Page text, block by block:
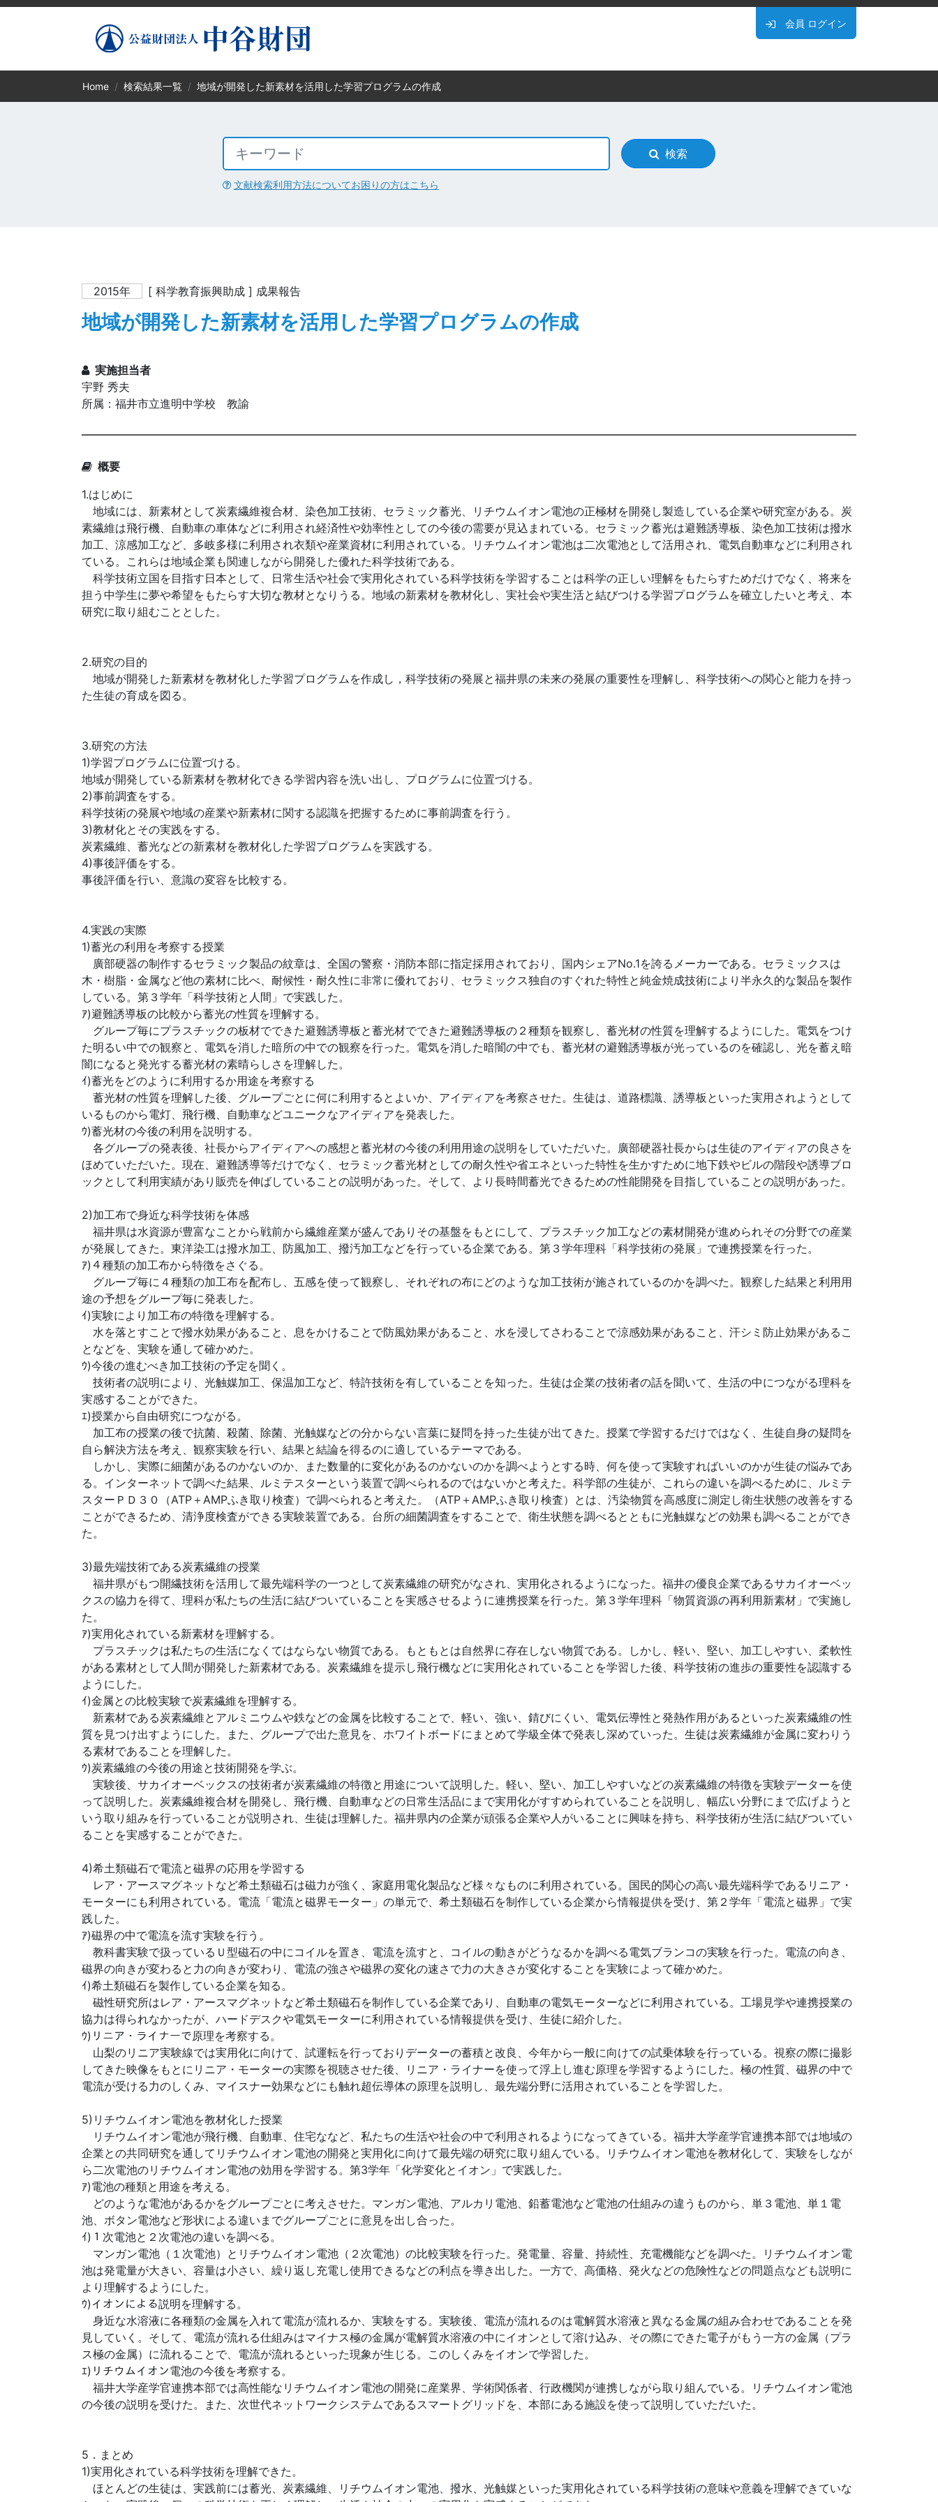
会員 ログイン
Home 検索結果一覧 地域が開発した新素材を活用した学習プログラムの作成
検索
文献検索利用方法についてお困りの方はこちら
2015年 [ 科学教育振興助成 ] 成果報告
地域が開発した新素材を活用した学習プログラムの作成
実施担当者
宇野 秀夫
所属：福井市立進明中学校 教諭
概要
1.はじめに
地域には、新素材として炭素繊維複合材、染色加工技術、セラミック蓄光、リチウムイオン電池の正極材を開発し製造している企業や研究室がある。炭
素繊維は飛行機、自動車の車体などに利用され経済性や効率性としての今後の需要が見込まれている。セラミック蓄光は避難誘導板、染色加工技術は撥水
加工、涼感加工など、多岐多様に利用され衣類や産業資材に利用されている。リチウムイオン電池は二次電池として活用され、電気自動車などに利用され
ている。これらは地域企業も関連しながら開発した優れた科学技術である。
科学技術立国を目指す日本として、日常生活や社会で実用化されている科学技術を学習することは科学の正しい理解をもたらすためだけでなく、将来を
担う中学生に夢や希望をもたらす大切な教材となりうる。地域の新素材を教材化し、実社会や実生活と結びつける学習プログラムを確立したいと考え、本
研究に取り組むこととした。
2.研究の目的
地域が開発した新素材を教材化した学習プログラムを作成し，科学技術の発展と福井県の未来の発展の重要性を理解し、科学技術への関心と能力を持っ
た生徒の育成を図る。
3.研究の方法
1)学習プログラムに位置づける。
地域が開発している新素材を教材化できる学習内容を洗い出し、プログラムに位置づける。
2)事前調査をする。
科学技術の発展や地域の産業や新素材に関する認識を把握するために事前調査を行う。
3)教材化とその実践をする。
炭素繊維、蓄光などの新素材を教材化した学習プログラムを実践する。
4)事後評価をする。
事後評価を行い、意識の変容を比較する。
4.実践の実際
1)蓄光の利用を考察する授業
廣部硬器の制作するセラミック製品の紋章は、全国の警察・消防本部に指定採用されており、国内シェアNo.1を誇るメーカーである。セラミックスは
木・樹脂・金属など他の素材に比べ、耐候性・耐久性に非常に優れており、セラミックス独自のすぐれた特性と純金焼成技術により半永久的な製品を製作
している。第３学年「科学技術と人間」で実践した。
ｱ)避難誘導板の比較から蓄光の性質を理解する。
グループ毎にプラスチックの板材でできた避難誘導板と蓄光材でできた避難誘導板の２種類を観察し、蓄光材の性質を理解するようにした。電気をつけ
た明るい中での観察と、電気を消した暗所の中での観察を行った。電気を消した暗闇の中でも、蓄光材の避難誘導板が光っているのを確認し、光を蓄え暗
闇になると発光する蓄光材の素晴らしさを理解した。
ｲ)蓄光をどのように利用するか用途を考察する
蓄光材の性質を理解した後、グループごとに何に利用するとよいか、アイディアを考察させた。生徒は、道路標識、誘導板といった実用されようとして
いるものから電灯、飛行機、自動車などユニークなアイディアを発表した。
ｳ)蓄光材の今後の利用を説明する。
各グループの発表後、社長からアイディアへの感想と蓄光材の今後の利用用途の説明をしていただいた。廣部硬器社長からは生徒のアイディアの良さを
ほめていただいた。現在、避難誘導等だけでなく、セラミック蓄光材としての耐久性や省エネといった特性を生かすために地下鉄やビルの階段や誘導ブロ
ックとして利用実績があり販売を伸ばしていることの説明があった。そして、より長時間蓄光できるための性能開発を目指していることの説明があった。
2)加工布で身近な科学技術を体感
福井県は水資源が豊富なことから戦前から繊維産業が盛んでありその基盤をもとにして、プラスチック加工などの素材開発が進められその分野での産業
が発展してきた。東洋染工は撥水加工、防風加工、撥汚加工などを行っている企業である。第３学年理科「科学技術の発展」で連携授業を行った。
ｱ)４種類の加工布から特徴をさぐる。
グループ毎に４種類の加工布を配布し、五感を使って観察し、それぞれの布にどのような加工技術が施されているのかを調べた。観察した結果と利用用
途の予想をグループ毎に発表した。
ｲ)実験により加工布の特徴を理解する。
水を落とすことで撥水効果があること、息をかけることで防風効果があること、水を浸してさわることで涼感効果があること、汗シミ防止効果があるこ
となどを、実験を通して確かめた。
ｳ)今後の進むべき加工技術の予定を聞く。
技術者の説明により、光触媒加工、保温加工など、特許技術を有していることを知った。生徒は企業の技術者の話を聞いて、生活の中につながる理科を
実感することができた。
ｴ)授業から自由研究につながる。
加工布の授業の後で抗菌、殺菌、除菌、光触媒などの分からない言葉に疑問を持った生徒が出てきた。授業で学習するだけではなく、生徒自身の疑問を
自ら解決方法を考え、観察実験を行い、結果と結論を得るのに適しているテーマである。
しかし、実際に細菌があるのかないのか、また数量的に変化があるのかないのかを調べようとする時、何を使って実験すればいいのかが生徒の悩みであ
る。インターネットで調べた結果、ルミテスターという装置で調べられるのではないかと考えた。科学部の生徒が、これらの違いを調べるために、ルミテ
スターＰＤ３０（ATP＋AMPふき取り検査）で調べられると考えた。（ATP＋AMPふき取り検査）とは、汚染物質を高感度に測定し衛生状態の改善をする
ことができるため、清浄度検査ができる実験装置である。台所の細菌調査をすることで、衛生状態を調べるとともに光触媒などの効果も調べることができ
た。
3)最先端技術である炭素繊維の授業
福井県がもつ開繊技術を活用して最先端科学の一つとして炭素繊維の研究がなされ、実用化されるようになった。福井の優良企業であるサカイオーベッ
クスの協力を得て、理科が私たちの生活に結びついていることを実感させるように連携授業を行った。第３学年理科「物質資源の再利用新素材」で実施し
た。
ｱ)実用化されている新素材を理解する。
プラスチックは私たちの生活になくてはならない物質である。もともとは自然界に存在しない物質である。しかし、軽い、堅い、加工しやすい、柔軟性
がある素材として人間が開発した新素材である。炭素繊維を提示し飛行機などに実用化されていることを学習した後、科学技術の進歩の重要性を認識する
ようにした。
ｲ)金属との比較実験で炭素繊維を理解する。
新素材である炭素繊維とアルミニウムや鉄などの金属を比較することで、軽い、強い、錆びにくい、電気伝導性と発熱作用があるといった炭素繊維の性
質を見つけ出すようにした。また、グループで出た意見を、ホワイトボードにまとめて学級全体で発表し深めていった。生徒は炭素繊維が金属に変わりう
る素材であることを理解した。
ｳ)炭素繊維の今後の用途と技術開発を学ぶ。
実験後、サカイオーベックスの技術者が炭素繊維の特徴と用途について説明した。軽い、堅い、加工しやすいなどの炭素繊維の特徴を実験データーを使
って説明した。炭素繊維複合材を開発し、飛行機、自動車などの日常生活品にまで実用化がすすめられていることを説明し、幅広い分野にまで広げようと
いう取り組みを行っていることが説明され、生徒は理解した。福井県内の企業が頑張る企業や人がいることに興味を持ち、科学技術が生活に結びついてい
ることを実感することができた。
4)希土類磁石で電流と磁界の応用を学習する
レア・アースマグネットなど希土類磁石は磁力が強く、家庭用電化製品など様々なものに利用されている。国民的関心の高い最先端科学であるリニア・
モーターにも利用されている。電流「電流と磁界モーター」の単元で、希土類磁石を制作している企業から情報提供を受け、第２学年「電流と磁界」で実
践した。
ｱ)磁界の中で電流を流す実験を行う。
教科書実験で扱っているＵ型磁石の中にコイルを置き、電流を流すと、コイルの動きがどうなるかを調べる電気ブランコの実験を行った。電流の向き、
磁界の向きが変わると力の向きが変わり、電流の強さや磁界の変化の速さで力の大きさが変化することを実験によって確かめた。
ｲ)希土類磁石を製作している企業を知る。
磁性研究所はレア・アースマグネットなど希土類磁石を制作している企業であり、自動車の電気モーターなどに利用されている。工場見学や連携授業の
協力は得られなかったが、ハードデスクや電気モーターに利用されている情報提供を受け、生徒に紹介した。
ｳ)リニア・ライナーで原理を考察する。
山梨のリニア実験線では実用化に向けて、試運転を行っておりデーターの蓄積と改良、今年から一般に向けての試乗体験を行っている。視察の際に撮影
してきた映像をもとにリニア・モーターの実際を視聴させた後、リニア・ライナーを使って浮上し進む原理を学習するようにした。極の性質、磁界の中で
電流が受ける力のしくみ、マイスナー効果などにも触れ超伝導体の原理を説明し、最先端分野に活用されていることを学習した。
5)リチウムイオン電池を教材化した授業
リチウムイオン電池が飛行機、自動車、住宅ななど、私たちの生活や社会の中で利用されるようになってきている。福井大学産学官連携本部では地域の
企業との共同研究を通してリチウムイオン電池の開発と実用化に向けて最先端の研究に取り組んでいる。リチウムイオン電池を教材化して、実験をしなが
ら二次電池のリチウムイオン電池の効用を学習する。第3学年「化学変化とイオン」で実践した。
ｱ)電池の種類と用途を考える。
どのような電池があるかをグループごとに考えさせた。マンガン電池、アルカリ電池、鉛蓄電池など電池の仕組みの違うものから、単３電池、単１電
池、ボタン電池など形状による違いまでグループごとに意見を出し合った。
ｲ)１次電池と２次電池の違いを調べる。
マンガン電池（１次電池）とリチウムイオン電池（２次電池）の比較実験を行った。発電量、容量、持続性、充電機能などを調べた。リチウムイオン電
池は発電量が大きい、容量は小さい、繰り返し充電し使用できるなどの利点を導き出した。一方で、高価格、発火などの危険性などの問題点なども説明に
より理解するようにした。
ｳ)イオンによる説明を理解する。
身近な水溶液に各種類の金属を入れて電流が流れるか、実験をする。実験後、電流が流れるのは電解質水溶液と異なる金属の組み合わせであることを発
見していく。そして、電流が流れる仕組みはマイナス極の金属が電解質水溶液の中にイオンとして溶け込み、その際にできた電子がもう一方の金属（プラ
ス極の金属）に流れることで、電流が流れるといった現象が生じる。このしくみをイオンで学習した。
ｴ)リチウムイオン電池の今後を考察する。
福井大学産学官連携本部では高性能なリチウムイオン電池の開発に産業界、学術関係者、行政機関が連携しながら取り組んでいる。リチウムイオン電池
の今後の説明を受けた。また、次世代ネットワークシステムであるスマートグリッドを、本部にある施設を使って説明していただいた。
5．まとめ
1)実用化されている科学技術を理解できた。
ほとんどの生徒は、実践前には蓄光、炭素繊維、リチウムイオン電池、撥水、光触媒といった実用化されている科学技術の意味や意義を理解できていな